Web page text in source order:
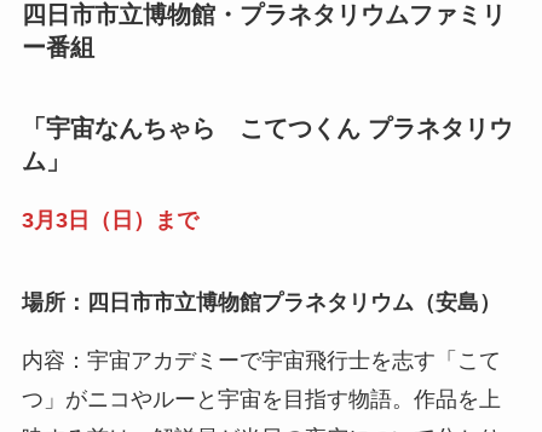
四日市市立博物館・プラネタリウムファミリ
ー番組
「宇宙なんちゃら こてつくん プラネタリウ
ム」
3月3日（日）まで
場所：四日市市立博物館プラネタリウム（安島）
内容：宇宙アカデミーで宇宙飛行士を志す「こて
つ」がニコやルーと宇宙を目指す物語。作品を上